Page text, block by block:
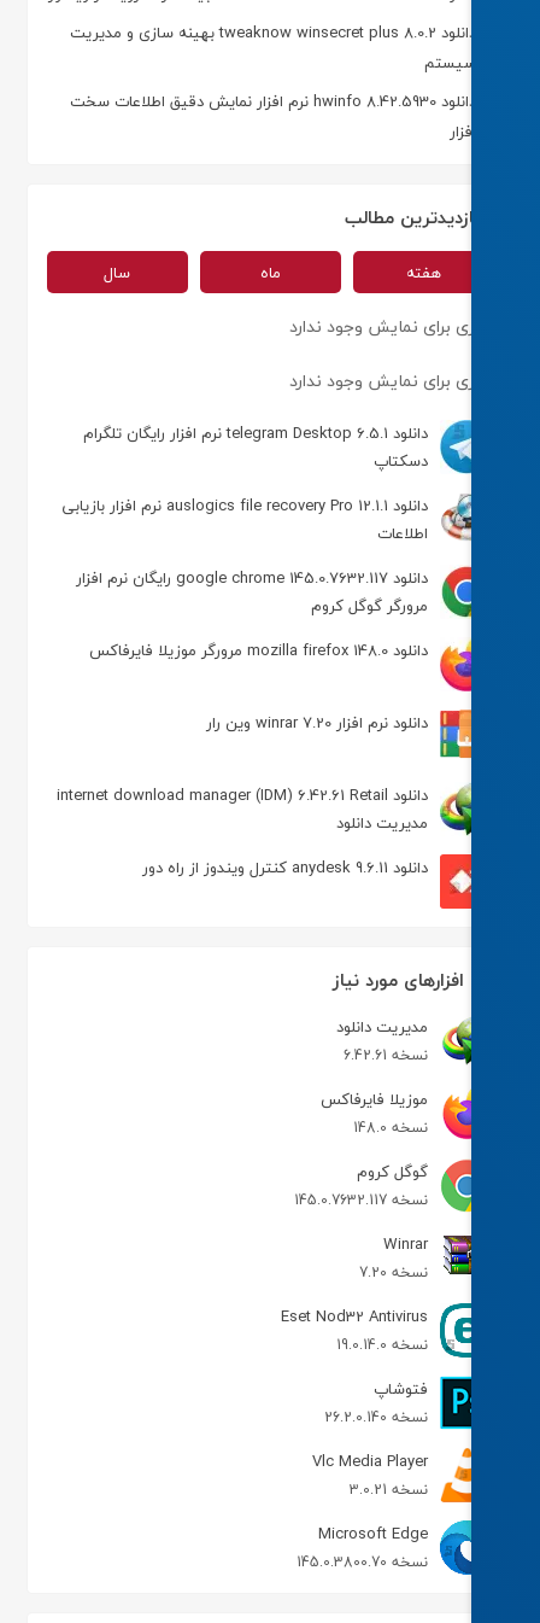
دانلود tweaknow winsecret plus 8.0.2 بهینه سازی و مدیریت
دانلود hwinfo 8.42.5930 نرم افزار نمایش دقیق اطلاعات سخت
مطالب
برای نمایش وجود ندارد
برای نمایش وجود ندارد
دانلود telegram Desktop 6.5.1 نرم افزار رایگان تلگرام
دسکتاپ
دانلود auslogics file recovery Pro 12.1.1 نرم افزار بازیابی
اطلاعات
دانلود google chrome 145.0.7632.117 رایگان نرم افزار
مرورگر گوگل کروم
دانلود mozilla firefox 148.0 مرورگر موزیلا فایرفاکس
دانلود نرم افزار winrar 7.20 وین رار
دانلود internet download manager (IDM) 6.42.61 Retail
مدیریت دانلود
دانلود anydesk 9.6.11 کنترل ویندوز از راه دور
مورد نیاز
مدیریت دانلود
نسخه 6.42.61
موزیلا فایرفاکس
نسخه 148.0
گوگل کروم
نسخه 145.0.7632.117
Winrar
نسخه 7.20
Eset Nod32 Antivirus
نسخه 19.0.14.0
فتوشاپ
نسخه 26.2.0.140
Vlc Media Player
نسخه 3.0.21
Microsoft Edge
نسخه 145.0.3800.70